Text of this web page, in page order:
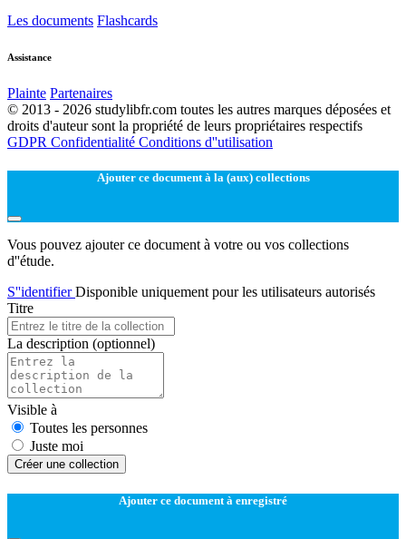
Les documents Flashcards
Assistance
Plainte Partenaires
© 2013 - 2026 studylibfr.com toutes les autres marques déposées et
droits d'auteur sont la propriété de leurs propriétaires respectifs
GDPR Confidentialité Conditions d''utilisation
Ajouter ce document à la (aux) collections
Vous pouvez ajouter ce document à votre ou vos collections
d''étude.
S''identifierDisponible uniquement pour les utilisateurs autorisés
Titre
La description (optionnel)
Visible à
Toutes les personnes
Juste moi
Créer une collection
Ajouter ce document à enregistré